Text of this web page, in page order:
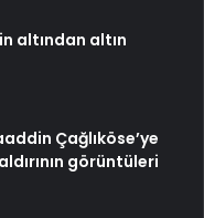
altından altın
Çağlıköse’ye
görüntüleri